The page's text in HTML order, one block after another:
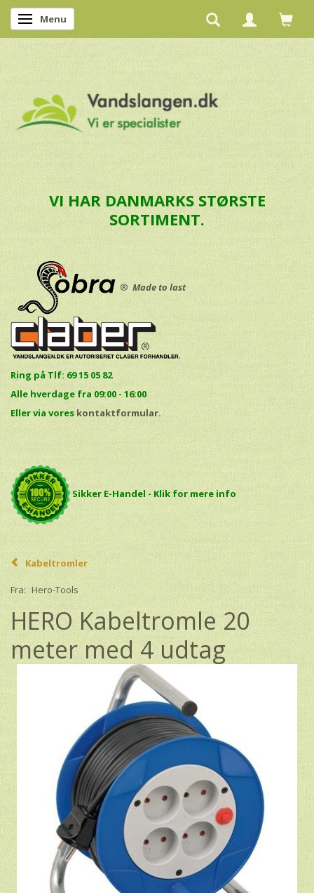
Skifte navigation
Menu
VI HAR DANMARKS STØRSTE
SORTIMENT.
® Made to last
Ring på Tlf: 69 15 05 82
Alle hverdage fra 09:00 - 16:00
Eller via vores kontaktformular.
Sikker E-Handel - Klik for mere info
Kabeltromler
Fra: Hero-Tools
HERO Kabeltromle 20
meter med 4 udtag